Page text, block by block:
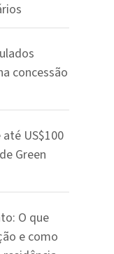
concessão
US$100
Green
O que
e como